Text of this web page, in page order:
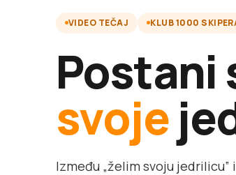
VIDEO TEČAJ KLUB 1000
Postani
svoje
Između „želim svoju jedrilicu”